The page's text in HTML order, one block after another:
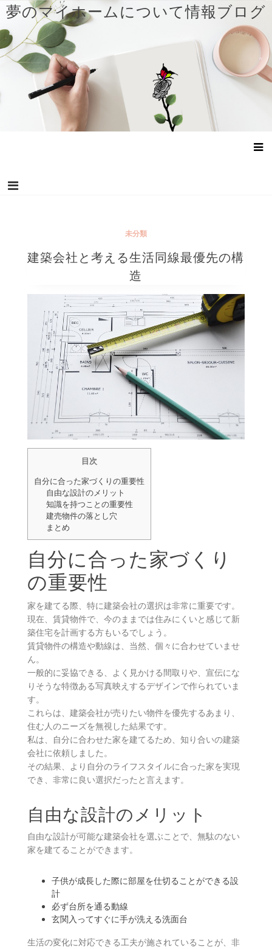
コ
ン
テ
ン
ツ
キ
夢のマイホームについて情報ブログ
未分類
建築会社と考える生活同線最優先の構
造
目次
自分に合った家づくりの重要性
自由な設計のメリット
知識を持つことの重要性
建売物件の落とし穴
まとめ
自分に合った家づくり
の重要性
家を建てる際、特に建築会社の選択は非常に重要です。
現在、賃貸物件で、今のままでは住みにくいと感じて新
築住宅を計画する方もいるでしょう。
賃貸物件の構造や動線は、当然、個々に合わせていませ
ん。
一般的に妥協できる、よく見かける間取りや、宣伝にな
りそうな特徴ある写真映えするデザインで作られていま
す。
これらは、建築会社が売りたい物件を優先するあまり、
住む人のニーズを無視した結果です。
私は、自分に合わせた家を建てるため、知り合いの建築
会社に依頼しました。
その結果、より自分のライフスタイルに合った家を実現
でき、非常に良い選択だったと言えます。
自由な設計のメリット
自由な設計が可能な建築会社を選ぶことで、無駄のない
家を建てることができます。
子供が成長した際に部屋を仕切ることができる設
計
必ず台所を通る動線
玄関入ってすぐに手が洗える洗面台
生活の変化に対応できる工夫が施されていることが、非